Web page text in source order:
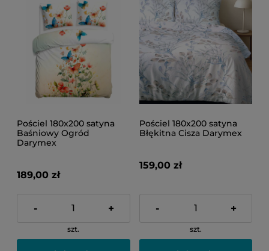
Pościel 180x200 satyna
Baśniowy Ogród
Darymex
189,00 zł
- +
szt.
Pościel 180x200 satyna
Błękitna Cisza Darymex
159,00 zł
- +
szt.